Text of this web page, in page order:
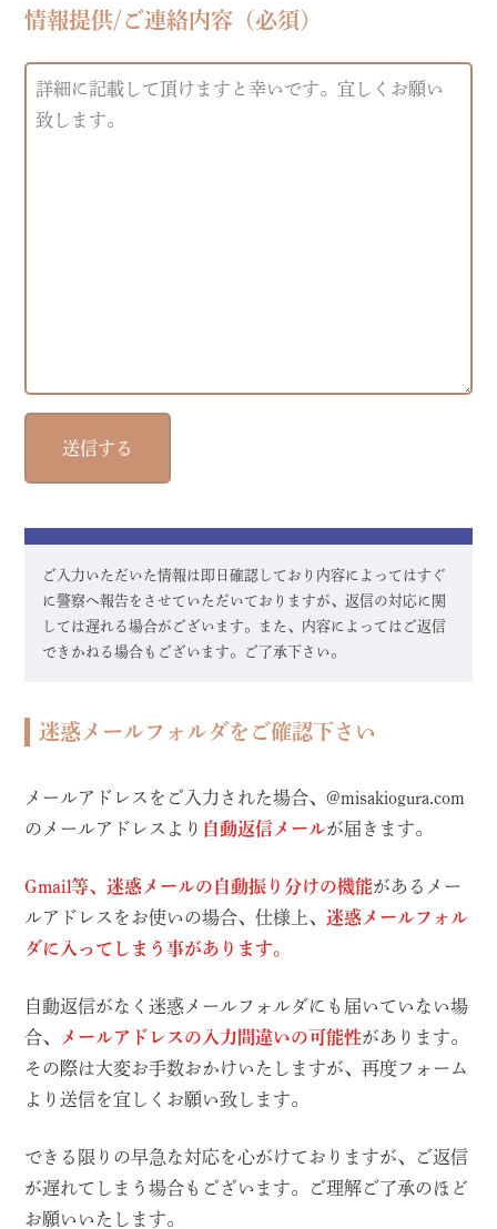
情報提供/ご連絡内容（必須）
ご入力いただいた情報は即日確認しており内容によってはすぐ
に警察へ報告をさせていただいておりますが、返信の対応に関
しては遅れる場合がございます。また、内容によってはご返信
できかねる場合もございます。ご了承下さい。
迷惑メールフォルダをご確認下さい
メールアドレスをご入力された場合、@misakiogura.com
のメールアドレスより 自動返信メールが届きます。
Gmail等、迷惑メールの自動振り分けの機能があるメー
ルアドレスをお使いの場合、仕様上、迷惑メールフォル
ダに入ってしまう事があります。
自動返信がなく迷惑メールフォルダにも届いていない場
合、
メールアドレスの入力間違いの可能性があります。
その際は大変お手数おかけいたしますが、再度フォーム
より送信を宜しくお願い致します。
できる限りの早急な対応を心がけておりますが、ご返信
が遅れてしまう場合もございます。ご理解ご了承のほど
お願いいたします。